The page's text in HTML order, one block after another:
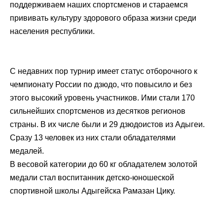
поддерживаем наших спортсменов и стараемся
прививать культуру здорового образа жизни среди
населения республики.
С недавних пор турнир имеет статус отборочного к
чемпионату России по дзюдо, что повысило и без
этого высокий уровень участников. Ими стали 170
сильнейших спортсменов из десятков регионов
страны. В их числе были и 29 дзюдоистов из Адыгеи.
Сразу 13 человек из них стали обладателями
медалей.
В весовой категории до 60 кг обладателем золотой
медали стал воспитанник детско-юношеской
спортивной школы Адыгейска Рамазан Цику.